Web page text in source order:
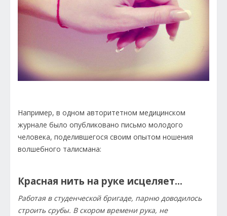
Например, в одном авторитетном медицинском
журнале было опубликовано письмо молодого
человека, поделившегося своим опытом ношения
волшебного талисмана:
Красная нить на руке исцеляет…
Работая в студенческой бригаде, парню доводилось
строить срубы. В скором времени рука, не